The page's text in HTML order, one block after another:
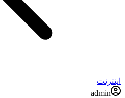
اینترنت
admin